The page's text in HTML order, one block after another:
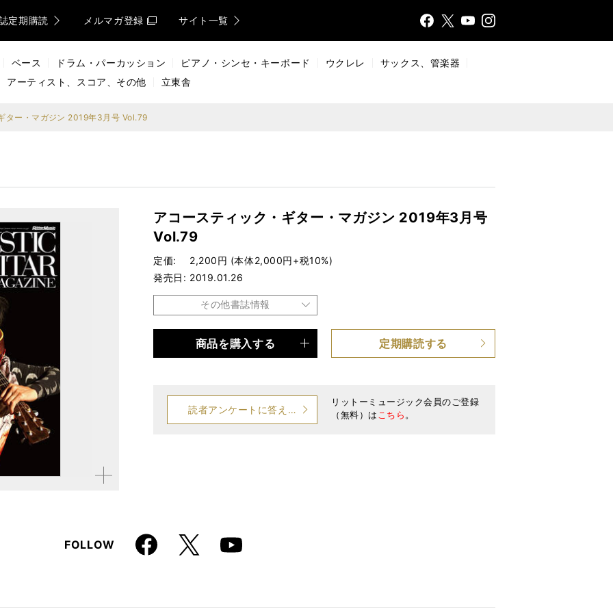
定期購読 メルマガ登録 サイト一覧
FaceX
YouTInsta
ベース ドラム・パーカッション ピアノ・シンセ・キーボード ウクレレ
サックス、管楽器
アーティスト、スコア、その他
立東舎
ター・マガジン 2019年3月号 Vol.79
拡大す
アコースティック・ギター・マガジン 2019年3月号
Vol.79
定価
2,200円 (本体2,000円+税10%)
発売日
2019.01.26
その他書誌情報
雑誌
商品を購入する 定期購読する
読者アンケートに答える
リットーミュージック会員のご登録
（無料）は こちら 。
FOLLOWFaceboo
k
X Youtube